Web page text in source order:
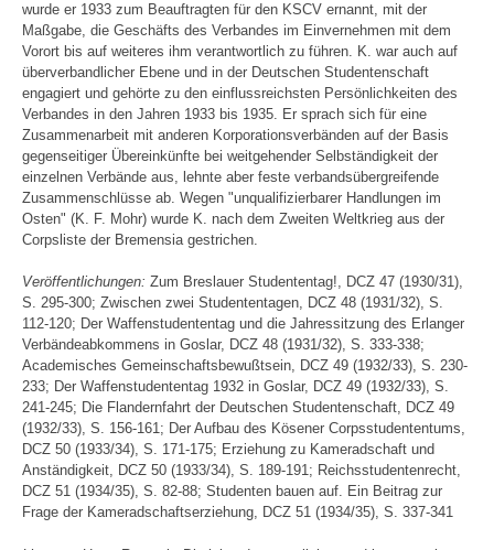
wurde er 1933 zum Beauftragten für den KSCV ernannt, mit der
Maßgabe, die Geschäfts des Verbandes im Einvernehmen mit dem
Vorort bis auf weiteres ihm verantwortlich zu führen. K. war auch auf
überverbandlicher Ebene und in der Deutschen Studentenschaft
engagiert und gehörte zu den einflussreichsten Persönlichkeiten des
Verbandes in den Jahren 1933 bis 1935. Er sprach sich für eine
Zusammenarbeit mit anderen Korporationsverbänden auf der Basis
gegenseitiger Übereinkünfte bei weitgehender Selbständigkeit der
einzelnen Verbände aus, lehnte aber feste verbandsübergreifende
Zusammenschlüsse ab. Wegen "unqualifizierbarer Handlungen im
Osten" (K. F. Mohr) wurde K. nach dem Zweiten Weltkrieg aus der
Corpsliste der Bremensia gestrichen.
Veröffentlichungen: Zum Breslauer Studententag!, DCZ 47 (1930/31),
S. 295-300; Zwischen zwei Studententagen, DCZ 48 (1931/32), S.
112-120; Der Waffenstudententag und die Jahressitzung des Erlanger
Verbändeabkommens in Goslar, DCZ 48 (1931/32), S. 333-338;
Academisches Gemeinschaftsbewußtsein, DCZ 49 (1932/33), S. 230-
233; Der Waffenstudententag 1932 in Goslar, DCZ 49 (1932/33), S.
241-245; Die Flandernfahrt der Deutschen Studentenschaft, DCZ 49
(1932/33), S. 156-161; Der Aufbau des Kösener Corpsstudententums,
DCZ 50 (1933/34), S. 171-175; Erziehung zu Kameradschaft und
Anständigkeit, DCZ 50 (1933/34), S. 189-191; Reichsstudentenrecht,
DCZ 51 (1934/35), S. 82-88; Studenten bauen auf. Ein Beitrag zur
Frage der Kameradschaftserziehung, DCZ 51 (1934/35), S. 337-341